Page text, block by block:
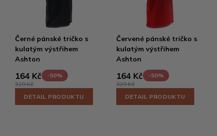
Černé pánské tričko s
kulatým výstřihem
Ashton
164 Kč
-50%
329 Kč
DETAIL PRODUKTU
Červené pánské tričko s
kulatým výstřihem
Ashton
164 Kč
-50%
329 Kč
DETAIL PRODUKTU